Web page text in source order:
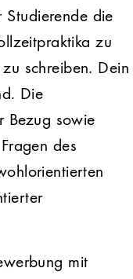
Studierende die
zu
schreiben. Dein
Die
Bezug sowie
des
mit